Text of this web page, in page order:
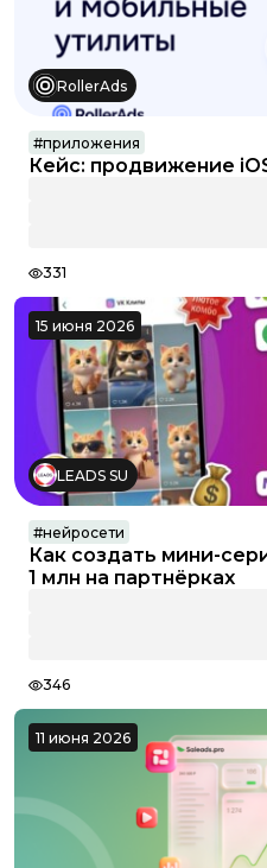
RollerAds
#приложения
Кейс: продвижение
331
15 июня 2026
LEADS SU
#нейросети
Как создать мини-
1 млн на партнёрках
346
11 июня 2026